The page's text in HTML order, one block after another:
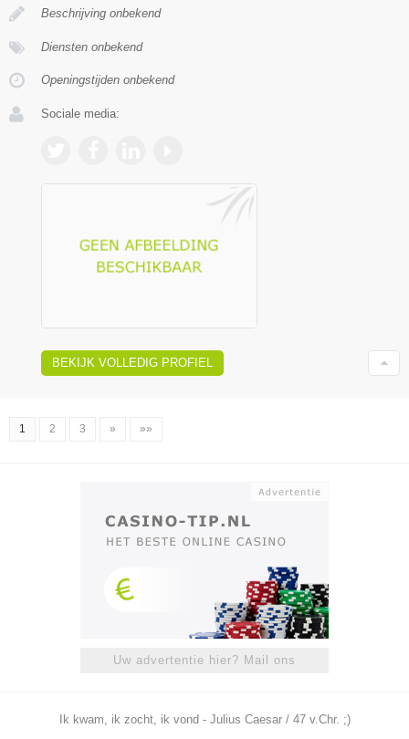
Beschrijving onbekend
Diensten onbekend
Openingstijden onbekend
Sociale media:
BEKIJK VOLLEDIG PROFIEL
1 2 3 » »»
Uw advertentie hier? Mail ons
Ik kwam, ik zocht, ik vond - Julius Caesar / 47 v.Chr. ;)